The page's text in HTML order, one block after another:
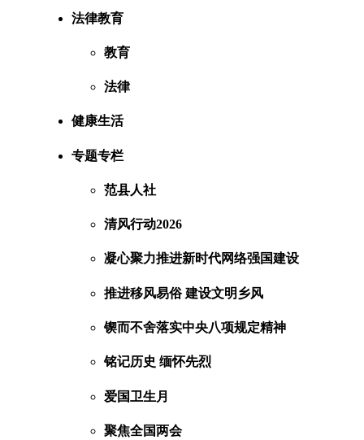
法律教育
教育
法律
健康生活
专题专栏
范县人社
清风行动2026
凝心聚力推进新时代网络强国建设
推进移风易俗 建设文明乡风
锲而不舍落实中央八项规定精神
铭记历史 缅怀先烈
爱国卫生月
聚焦全国两会